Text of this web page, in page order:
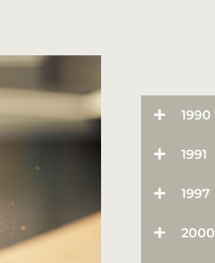
1990
1991
1997
2000